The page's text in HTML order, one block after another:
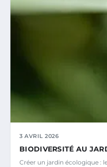
3 AVRIL 2026
BIODIVERSITÉ AU
Créer un jardin écologique :